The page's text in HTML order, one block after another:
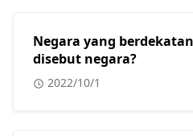
Negara yang
disebut negara?
2022/10/1